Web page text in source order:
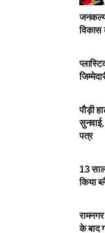
विकास
पौड़ी
सुनवाई,
पत्र
13
किया
के बाद